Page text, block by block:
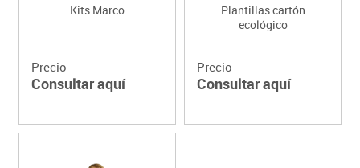
Kits Marco
Precio
Consultar aquí
Plantillas cartón
ecológico
Precio
Consultar aquí